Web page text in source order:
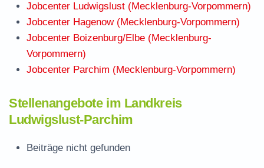
Jobcenter Ludwigslust (Mecklenburg-Vorpommern)
Jobcenter Hagenow (Mecklenburg-Vorpommern)
Jobcenter Boizenburg/Elbe (Mecklenburg-
Vorpommern)
Jobcenter Parchim (Mecklenburg-Vorpommern)
Stellenangebote im Landkreis
Ludwigslust-Parchim
Beiträge nicht gefunden